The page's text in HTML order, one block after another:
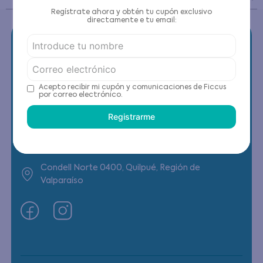
Contáctanos
(22) 6178818 - Compras Internet
Condell Norte 0400, Quilpué, Región de
Valparaíso
Regístrate ahora y obtén tu cupón exclusivo
directamente e tu email:
Acepto recibir mi cupón y comunicaciones de Ficcus
por correo electrónico.
Registrarme